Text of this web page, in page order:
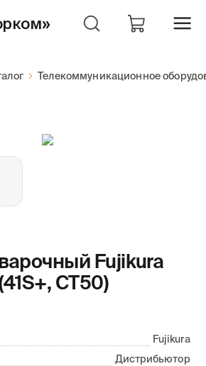
Телекоммуникационное
Fujikura
CT50)
Fujikura
Дистрибьютор